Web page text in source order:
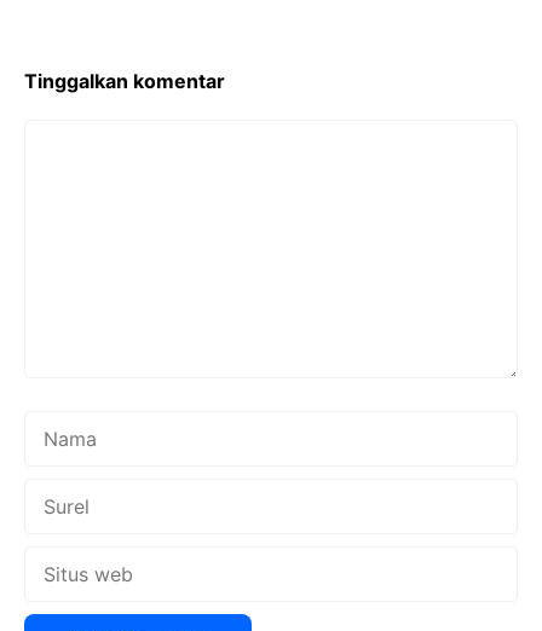
Tinggalkan komentar